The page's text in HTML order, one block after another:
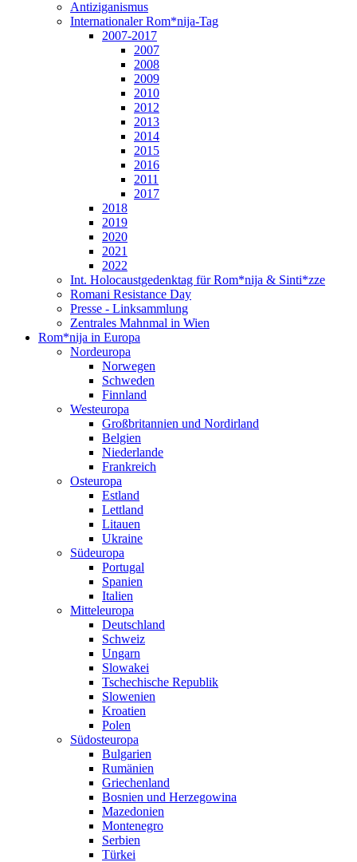
Antiziganismus
Internationaler Rom*nija-Tag
2007-2017
2007
2008
2009
2010
2012
2013
2014
2015
2016
2011
2017
2018
2019
2020
2021
2022
Int. Holocaustgedenktag für Rom*nija & Sinti*zze
Romani Resistance Day
Presse - Linksammlung
Zentrales Mahnmal in Wien
Rom*nija in Europa
Nordeuropa
Norwegen
Schweden
Finnland
Westeuropa
Großbritannien und Nordirland
Belgien
Niederlande
Frankreich
Osteuropa
Estland
Lettland
Litauen
Ukraine
Südeuropa
Portugal
Spanien
Italien
Mitteleuropa
Deutschland
Schweiz
Ungarn
Slowakei
Tschechische Republik
Slowenien
Kroatien
Polen
Südosteuropa
Bulgarien
Rumänien
Griechenland
Bosnien und Herzegowina
Mazedonien
Montenegro
Serbien
Türkei